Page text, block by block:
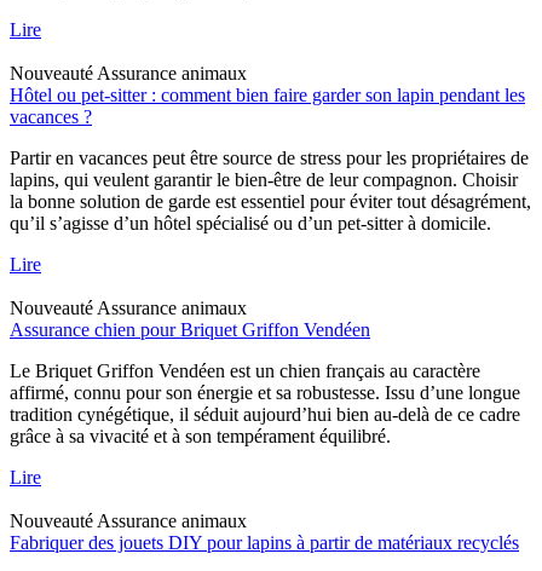
Lire
Nouveauté Assurance animaux
Hôtel ou pet-sitter : comment bien faire garder son lapin pendant les
vacances ?
Partir en vacances peut être source de stress pour les propriétaires de
lapins, qui veulent garantir le bien-être de leur compagnon. Choisir
la bonne solution de garde est essentiel pour éviter tout désagrément,
qu’il s’agisse d’un hôtel spécialisé ou d’un pet-sitter à domicile.
Lire
Nouveauté Assurance animaux
Assurance chien pour Briquet Griffon Vendéen
Le Briquet Griffon Vendéen est un chien français au caractère
affirmé, connu pour son énergie et sa robustesse. Issu d’une longue
tradition cynégétique, il séduit aujourd’hui bien au-delà de ce cadre
grâce à sa vivacité et à son tempérament équilibré.
Lire
Nouveauté Assurance animaux
Fabriquer des jouets DIY pour lapins à partir de matériaux recyclés